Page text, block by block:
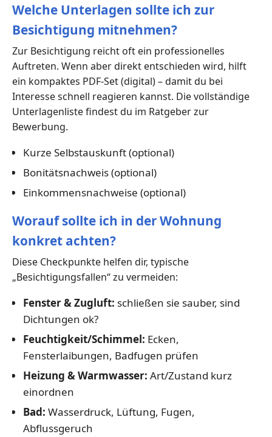
Welche Unterlagen sollte ich zur
Besichtigung mitnehmen?
Zur Besichtigung reicht oft ein professionelles
Auftreten. Wenn aber direkt entschieden wird, hilft
ein kompaktes PDF-Set (digital) – damit du bei
Interesse schnell reagieren kannst. Die vollständige
Unterlagenliste findest du im Ratgeber zur
Bewerbung.
Kurze Selbstauskunft (optional)
Bonitätsnachweis (optional)
Einkommensnachweise (optional)
Worauf sollte ich in der Wohnung
konkret achten?
Diese Checkpunkte helfen dir, typische
„Besichtigungsfallen“ zu vermeiden:
Fenster & Zugluft: schließen sie sauber, sind
Dichtungen ok?
Feuchtigkeit/Schimmel: Ecken,
Fensterlaibungen, Badfugen prüfen
Heizung & Warmwasser: Art/Zustand kurz
einordnen
Bad: Wasserdruck, Lüftung, Fugen,
Abflussgeruch